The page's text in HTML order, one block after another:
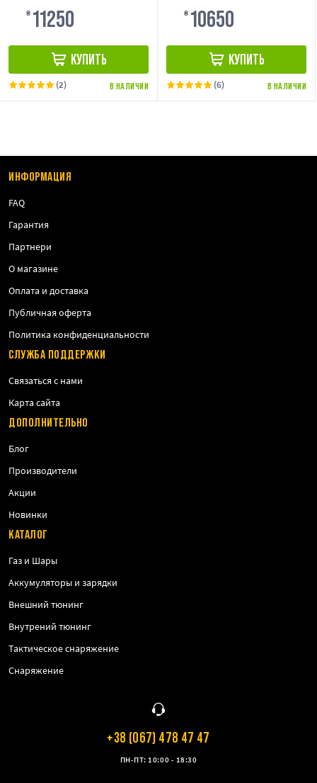
₴ 11250
КУПИТЬ
В НАЛИЧИИ
(2)
₴ 10650
КУПИТЬ
В НАЛИЧИИ
(6)
ИНФОРМАЦИЯ
FAQ
Гарантия
Партнери
О магазине
Оплата и доставка
Публичная оферта
Политика конфиденциальности
СЛУЖБА ПОДДЕРЖКИ
Связаться с нами
Карта сайта
ДОПОЛНИТЕЛЬНО
Блог
Производители
Акции
Новинки
КАТАЛОГ
Газ и Шары
Аккумуляторы и зарядки
Внешний тюнинг
Внутрений тюнинг
Тактическое снаряжение
Снаряжение
+38 (067) 478 47 47
ПН-ПТ: 10:00 - 18:30